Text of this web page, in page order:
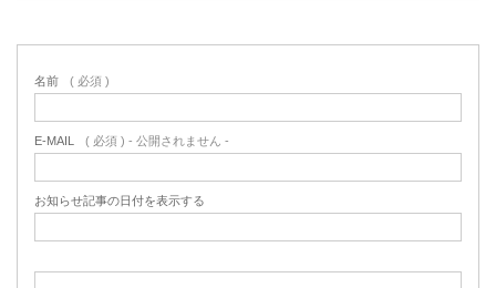
名前 ( 必須 )
E-MAIL ( 必須 ) - 公開されません -
お知らせ記事の日付を表示する